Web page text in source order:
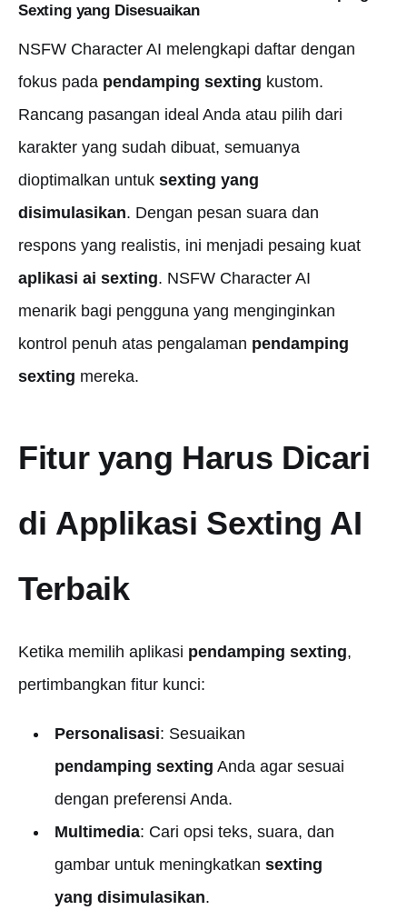
Sextingyang Disesuaikan
NSFW Character AI melengkapi daftar dengan
fokus pada pendamping sexting kustom.
Rancang pasangan ideal Anda atau pilih dari
karakter yang sudah dibuat, semuanya
dioptimalkan untuk sexting yang
disimulasikan. Dengan pesan suara dan
respons yang realistis, ini menjadi pesaing kuat
aplikasi ai sexting. NSFW Character AI
menarik bagi pengguna yang menginginkan
kontrol penuh atas pengalaman pendamping
sexting mereka.
Fitur yang Harus Dicari
di Applikasi Sexting AI
Terbaik
Ketika memilih aplikasi pendamping sexting,
pertimbangkan fitur kunci:
Personalisasi: Sesuaikan
pendamping sexting Anda agar sesuai
dengan preferensi Anda.
Multimedia: Cari opsi teks, suara, dan
gambar untuk meningkatkan sexting
yang disimulasikan.